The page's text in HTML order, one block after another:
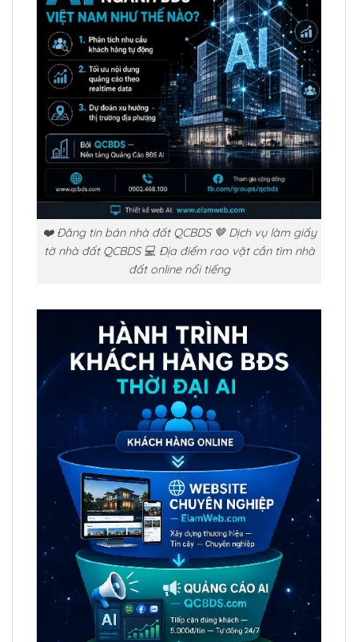
❤️ Đăng tin bán nhà đất QCBDS 🤎 Dịch vụ làm giấy
tờ nhà đất QCBDS 💻 Địa điểm rao vặt cần tìm nhà
đất online nổi tiếng